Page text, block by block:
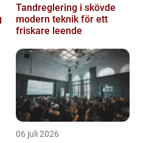
Tandreglering i skövde
modern teknik för ett
friskare leende
06 juli 2026